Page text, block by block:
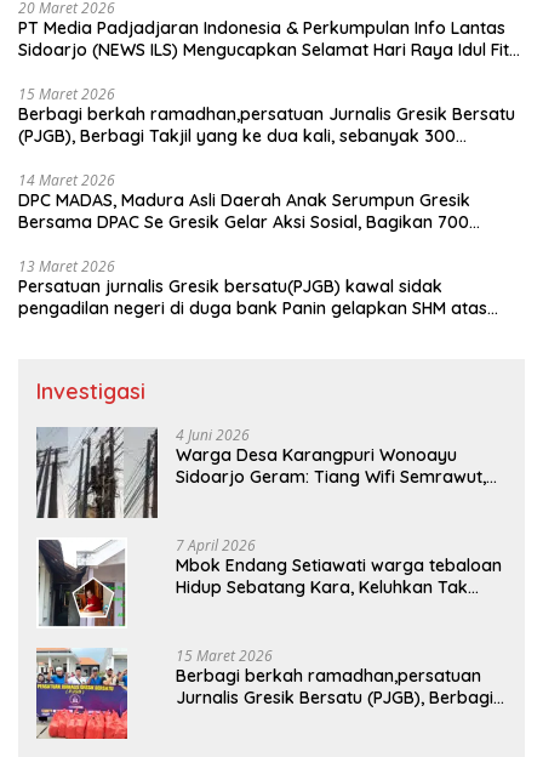
20 Maret 2026
PT Media Padjadjaran Indonesia & Perkumpulan Info Lantas
Sidoarjo (NEWS ILS) Mengucapkan Selamat Hari Raya Idul Fitri
15 Maret 2026
Berbagi berkah ramadhan,persatuan Jurnalis Gresik Bersatu
(PJGB), Berbagi Takjil yang ke dua kali, sebanyak 300
14 Maret 2026
DPC MADAS, Madura Asli Daerah Anak Serumpun Gresik
Bersama DPAC Se Gresik Gelar Aksi Sosial, Bagikan 700
13 Maret 2026
Persatuan jurnalis Gresik bersatu(PJGB) kawal sidak
pengadilan negeri di duga bank Panin gelapkan SHM atas
Investigasi
4 Juni 2026
Warga Desa Karangpuri Wonoayu
Sidoarjo Geram: Tiang Wifi Semrawut,
7 April 2026
Mbok Endang Setiawati warga tebaloan
Hidup Sebatang Kara, Keluhkan Tak
15 Maret 2026
Berbagi berkah ramadhan,persatuan
Jurnalis Gresik Bersatu (PJGB), Berbagi